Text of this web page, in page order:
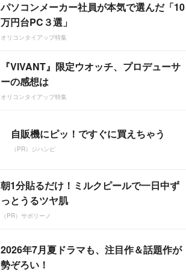
パソコンメーカー社員が本気で選んだ「10
万円台PC３選」
オリコンタイアップ特集
『VIVANT』限定ウオッチ、プロデューサ
ーの感想は
オリコンタイアップ特集
自販機にピッ！ですぐに買えちゃう
（PR）ジハンピ
朝1分貼るだけ！ミルクピールで一日中ず
っとうるツヤ肌
（PR）サボリーノ
2026年7月夏ドラマも、注目作＆話題作が
勢ぞろい！